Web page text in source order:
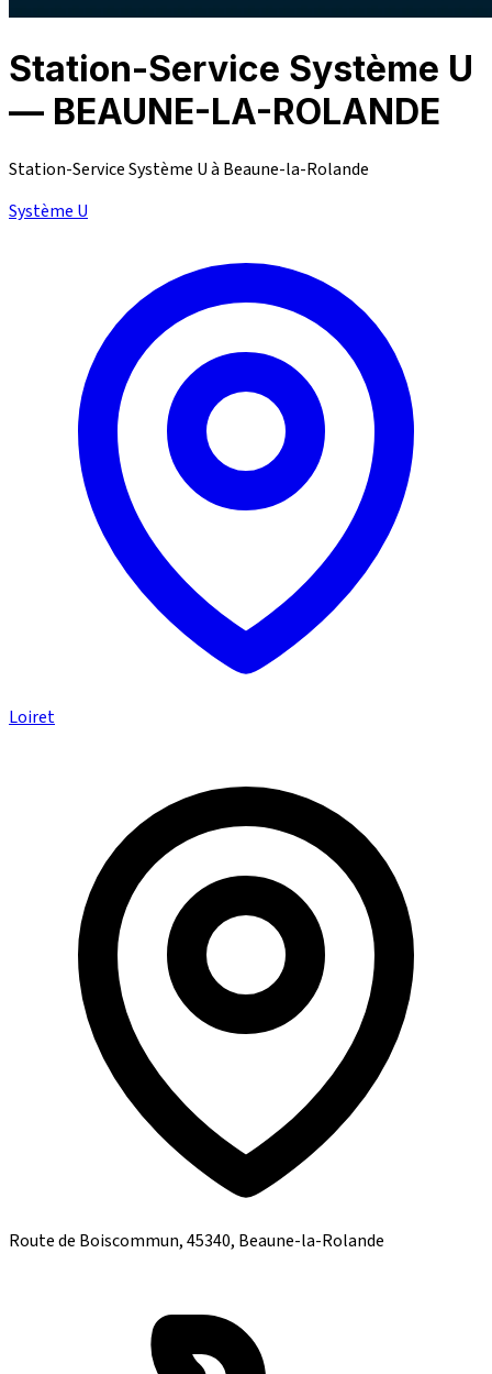
Station-Service Système U
— BEAUNE-LA-ROLANDE
Station-Service Système U à Beaune-la-Rolande
Système U
Loiret
Route de Boiscommun, 45340, Beaune-la-Rolande